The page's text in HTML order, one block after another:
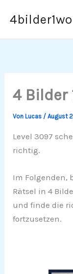
Inhalt
4 Bilder
VonLucas /August
Level 3097
richtig.
Im Folgenden,
Rätsel in 4
und finde die
fortzusetzen.